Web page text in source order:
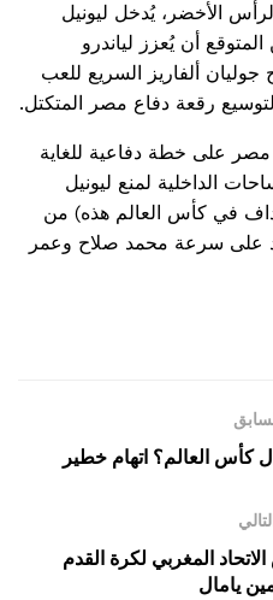
الأخضر، يُدخل ليونيل
أن يُعزز لياندرو
ألفاريز السريع للعب
لتوسيع رقعة دفاع مصر المتكتل.
على خطة دفاعية للغاية
الداخلية لمنع ليونيل
(الذي سجل بالفعل 7 أهداف في كأس العالم هذه) من
على سرعة محمد صلاح وعمر
كأس العالم؟ اتهام خطير
المغربي لكرة القدم
يامال